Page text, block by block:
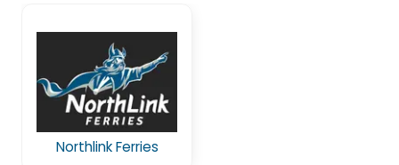
Northlink Ferries